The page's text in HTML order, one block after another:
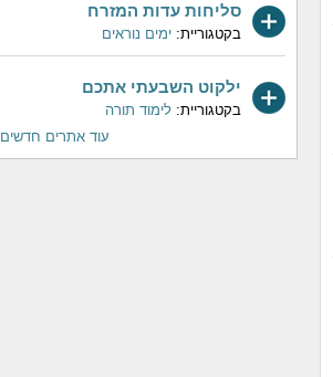
סליחות עדות המזרח
בקטגוריית: ימים נוראים
ילקוט השבעתי אתכם
בקטגוריית: לימוד תורה
עוד אתרים חדשים